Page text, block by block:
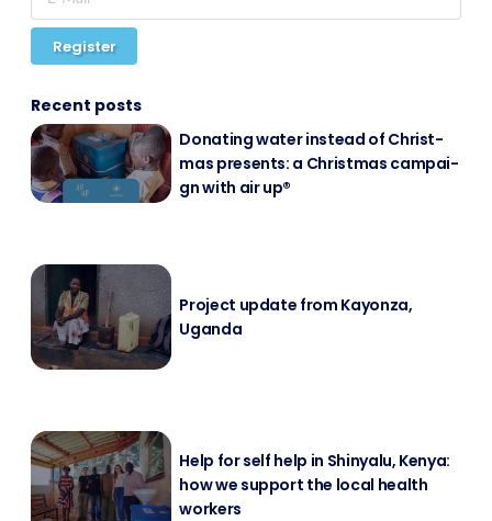
Register
Recent posts
Do­na­ting wa­ter in­s­tead of Christ­
mas pres­ents: a Christ­mas cam­pai­
gn with air up®
Pro­ject up­date from Kayon­za,
Ugan­da
Help for self help in Shin­ya­lu, Ke­nya:
how we sup­port the lo­cal health
workers